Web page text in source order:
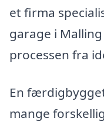
et firma
garage i
processen fra
En
mange